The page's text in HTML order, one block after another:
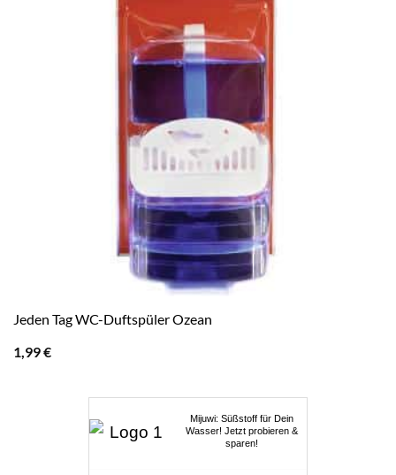
Jeden Tag WC-Duftspüler Ozean
1,99€
Mijuwi: Süßstoff für Dein
Wasser! Jetzt probieren &
sparen!